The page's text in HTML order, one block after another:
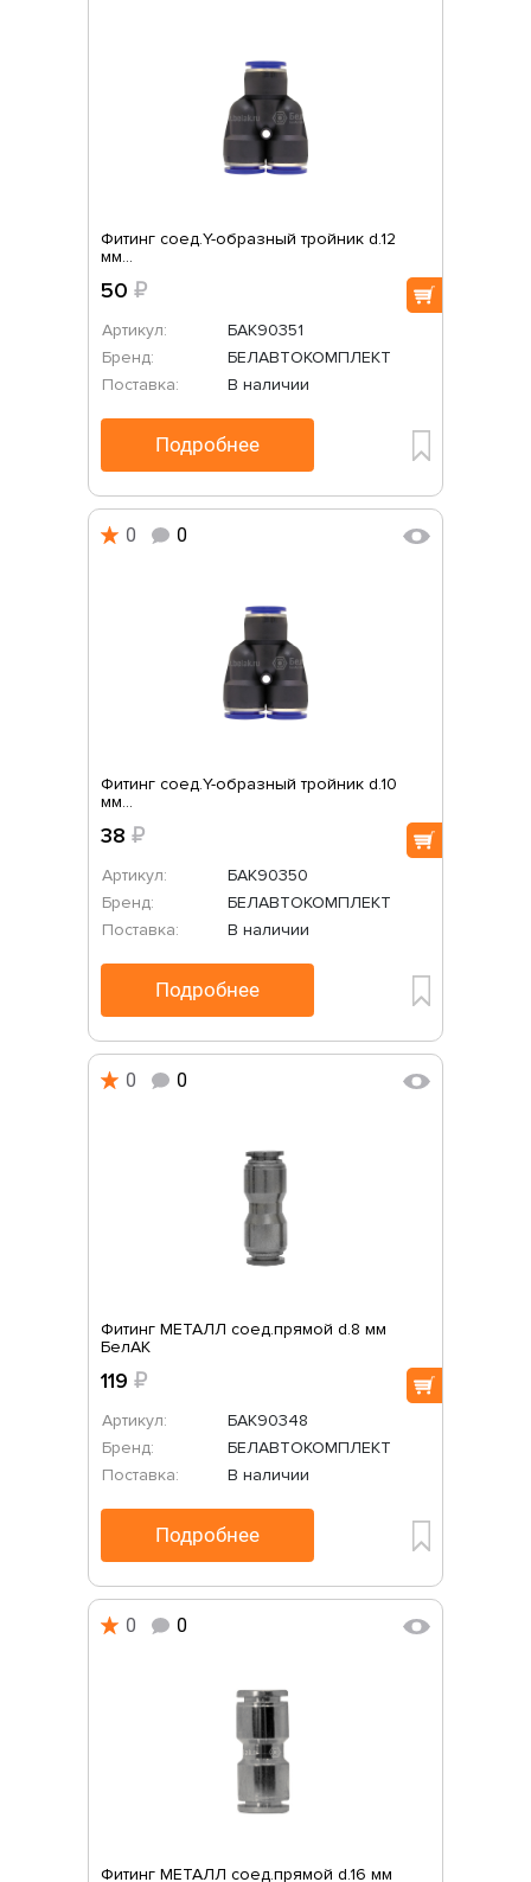
Фитинг соед.Y-образный тройник d.12
мм...
50 ₽
Артикул:
БАК90351
Бренд:
БЕЛАВТОКОМПЛЕКТ
Поставка:
В наличии
Подробнее
0 0
Фитинг соед.Y-образный тройник d.10
мм...
38 ₽
Артикул:
БАК90350
Бренд:
БЕЛАВТОКОМПЛЕКТ
Поставка:
В наличии
Подробнее
0 0
Фитинг МЕТАЛЛ соед.прямой d.8 мм
БелАК
119 ₽
Артикул:
БАК90348
Бренд:
БЕЛАВТОКОМПЛЕКТ
Поставка:
В наличии
Подробнее
0 0
Фитинг МЕТАЛЛ соед.прямой d.16 мм